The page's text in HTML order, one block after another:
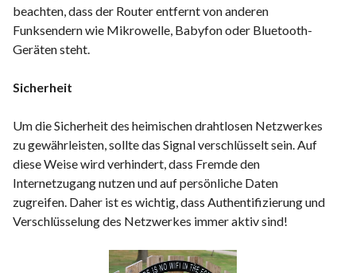
beachten, dass der Router entfernt von anderen
Funksendern wie Mikrowelle, Babyfon oder Bluetooth-
Geräten steht.
Sicherheit
Um die Sicherheit des heimischen drahtlosen Netzwerkes
zu gewährleisten, sollte das Signal verschlüsselt sein. Auf
diese Weise wird verhindert, dass Fremde den
Internetzugang nutzen und auf persönliche Daten
zugreifen. Daher ist es wichtig, dass Authentifizierung und
Verschlüsselung des Netzwerkes immer aktiv sind!